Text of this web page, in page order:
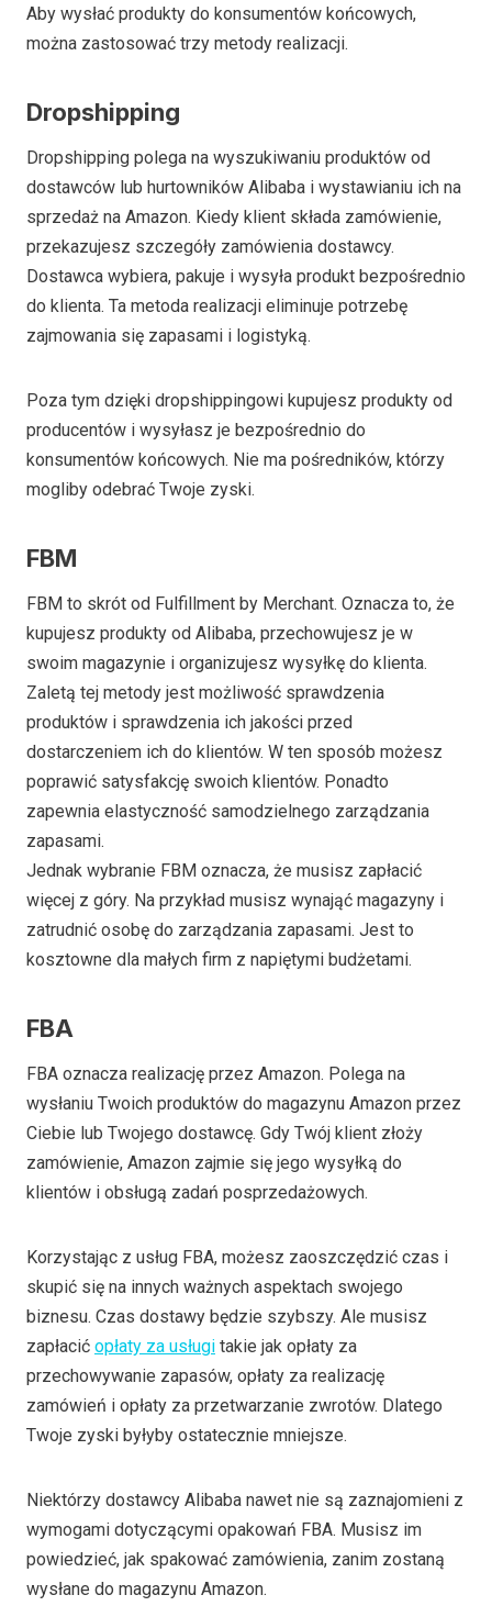
Aby wysłać produkty do konsumentów końcowych,
można zastosować trzy metody realizacji.
Dropshipping
Dropshipping polega na wyszukiwaniu produktów od
dostawców lub hurtowników Alibaba i wystawianiu ich na
sprzedaż na Amazon. Kiedy klient składa zamówienie,
przekazujesz szczegóły zamówienia dostawcy.
Dostawca wybiera, pakuje i wysyła produkt bezpośrednio
do klienta. Ta metoda realizacji eliminuje potrzebę
zajmowania się zapasami i logistyką.
Poza tym dzięki dropshippingowi kupujesz produkty od
producentów i wysyłasz je bezpośrednio do
konsumentów końcowych. Nie ma pośredników, którzy
mogliby odebrać Twoje zyski.
FBM
FBM to skrót od Fulfillment by Merchant. Oznacza to, że
kupujesz produkty od Alibaba, przechowujesz je w
swoim magazynie i organizujesz wysyłkę do klienta.
Zaletą tej metody jest możliwość sprawdzenia
produktów i sprawdzenia ich jakości przed
dostarczeniem ich do klientów. W ten sposób możesz
poprawić satysfakcję swoich klientów. Ponadto
zapewnia elastyczność samodzielnego zarządzania
zapasami.
Jednak wybranie FBM oznacza, że musisz zapłacić
więcej z góry. Na przykład musisz wynająć magazyny i
zatrudnić osobę do zarządzania zapasami. Jest to
kosztowne dla małych firm z napiętymi budżetami.
FBA
FBA oznacza realizację przez Amazon. Polega na
wysłaniu Twoich produktów do magazynu Amazon przez
Ciebie lub Twojego dostawcę. Gdy Twój klient złoży
zamówienie, Amazon zajmie się jego wysyłką do
klientów i obsługą zadań posprzedażowych.
Korzystając z usług FBA, możesz zaoszczędzić czas i
skupić się na innych ważnych aspektach swojego
biznesu. Czas dostawy będzie szybszy. Ale musisz
zapłacić opłaty za usługi takie jak opłaty za
przechowywanie zapasów, opłaty za realizację
zamówień i opłaty za przetwarzanie zwrotów. Dlatego
Twoje zyski byłyby ostatecznie mniejsze.
Niektórzy dostawcy Alibaba nawet nie są zaznajomieni z
wymogami dotyczącymi opakowań FBA. Musisz im
powiedzieć, jak spakować zamówienia, zanim zostaną
wysłane do magazynu Amazon.